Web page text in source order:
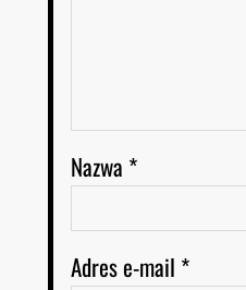
Nazwa *
Adres e-mail *